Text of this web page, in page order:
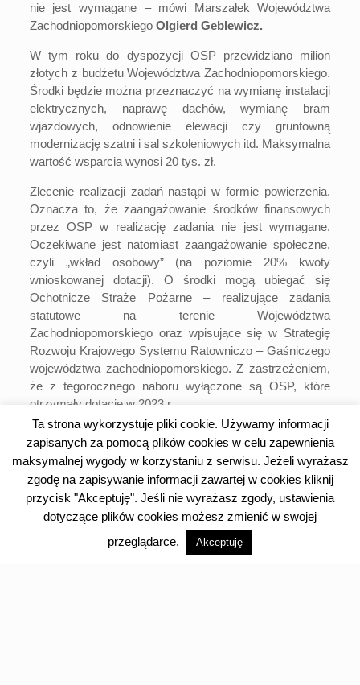
nie jest wymagane – mówi Marszałek Województwa
Zachodniopomorskiego Olgierd Geblewicz.
W tym roku do dyspozycji OSP przewidziano milion
złotych z budżetu Województwa Zachodniopomorskiego.
Środki będzie można przeznaczyć na wymianę instalacji
elektrycznych, naprawę dachów, wymianę bram
wjazdowych, odnowienie elewacji czy gruntowną
modernizację szatni i sal szkoleniowych itd. Maksymalna
wartość wsparcia wynosi 20 tys. zł.
Zlecenie realizacji zadań nastąpi w formie powierzenia.
Oznacza to, że zaangażowanie środków finansowych
przez OSP w realizację zadania nie jest wymagane.
Oczekiwane jest natomiast zaangażowanie społeczne,
czyli „wkład osobowy” (na poziomie 20% kwoty
wnioskowanej dotacji). O środki mogą ubiegać się
Ochotnicze Straże Pożarne – realizujące zadania
statutowe na terenie Województwa
Zachodniopomorskiego oraz wpisujące się w Strategię
Rozwoju Krajowego Systemu Ratowniczo – Gaśniczego
województwa zachodniopomorskiego. Z zastrzeżeniem,
że z tegorocznego naboru wyłączone są OSP, które
otrzymały dotacje w 2023 r.
Nabór ofert prowadzony będzie elektronicznie
od 15
stycznia 2024 r. do 15 lutego 2024 r. do godz. 14za
pośrednictwem generatora Witkac.pl
Zadanie koordynuje Biuro ds. organizacji
pozarządowych w Wydziale Współpracy Społecznej
Urzędu Marszałkowskiego Województwa
Zachodniopomorskiego. WWS będzie organizował także
Ta strona wykorzystuje pliki cookie. Używamy informacji
zapisanych za pomocą plików cookies w celu zapewnienia
maksymalnej wygody w korzystaniu z serwisu. Jeżeli wyrażasz
zgodę na zapisywanie informacji zawartej w cookies kliknij
przycisk "Akceptuję". Jeśli nie wyrażasz zgody, ustawienia
dotyczące plików cookies możesz zmienić w swojej
przeglądarce.
Akceptuję